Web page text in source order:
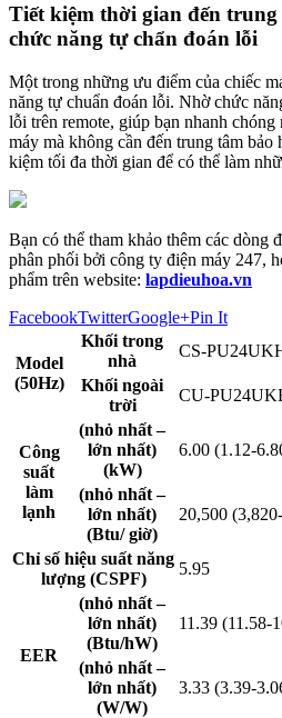
Tiết kiệm thời gian đến
chức năng tự chẩn đoán lỗi
Một trong những ưu điểm của chiếc
năng tự chuẩn đoán lỗi. Nhờ chức
lỗi trên remote, giúp bạn nhanh
máy mà không cần đến trung tâm bảo
kiệm tối đa thời gian để có thể làm
Bạn có thể tham khảo thêm các dòng
phân phối bởi công ty điện máy 247,
phẩm trên website: lapdieuhoa.vn
FacebookTwitterGoogle+Pin It
Model
(50Hz)
Khối trong
nhà
CS-
Khối ngoài
trời
CU-
Công
suất
làm
lạnh
(nhỏ nhất –
lớn nhất)
(kW)
6.00 (1.12-
(nhỏ nhất –
lớn nhất)
(Btu/ giờ)
20,500
Chỉ số hiệu suất năng
lượng (CSPF)
5.95
EER
(nhỏ nhất –
lớn nhất)
(Btu/hW)
11.39 (11.58-
(nhỏ nhất –
lớn nhất)
(W/W)
3.33 (3.39-